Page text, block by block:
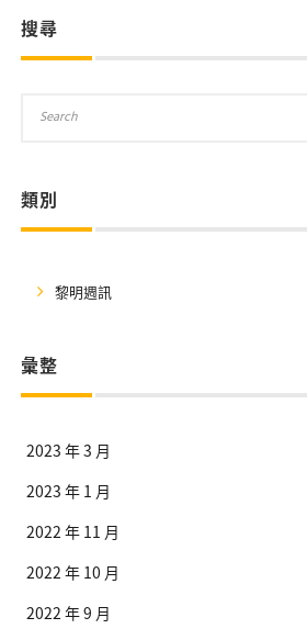
搜尋
類別
黎明週訊
彙整
2023 年 3 月
2023 年 1 月
2022 年 11 月
2022 年 10 月
2022 年 9 月